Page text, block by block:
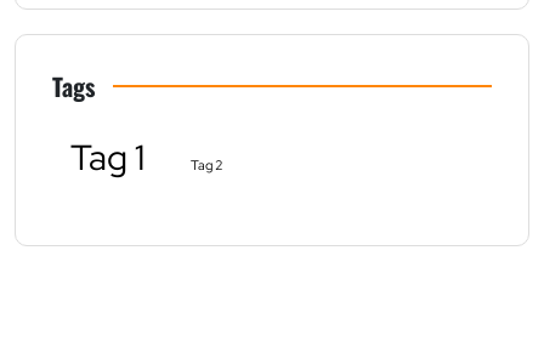
Tags
Tag 1 Tag 2